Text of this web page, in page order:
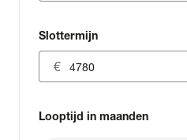
Slottermijn
Looptijd in maanden